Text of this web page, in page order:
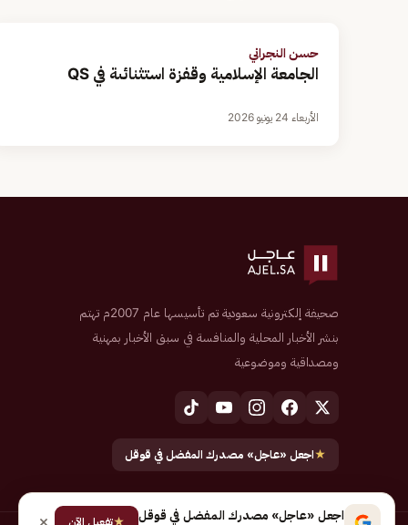
حسن النجراني
الجامعة الإسلامية وقفزة استثنائىة في QS
الأربعاء 24 يونيو 2026
صحيفة إلكترونية سعودية تم تأسيسها عام 2007م تهتم
بنشر الأخبار المحلية والمنافسة في سبق الأخبار بمهنية
ومصداقية وموضوعية
★اجعل «عاجل» مصدرك المفضل في قوقل
اجعل «عاجل» مصدرك المفضل في قوقل ★تفعيل الآن